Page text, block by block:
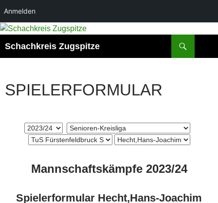
Anmelden
Zum
springen
Schachkreis Zugspitze
SPIELERFORMULAR
Mannschaftskämpfe 2023/24
Spielerformular Hecht,Hans-Joachim